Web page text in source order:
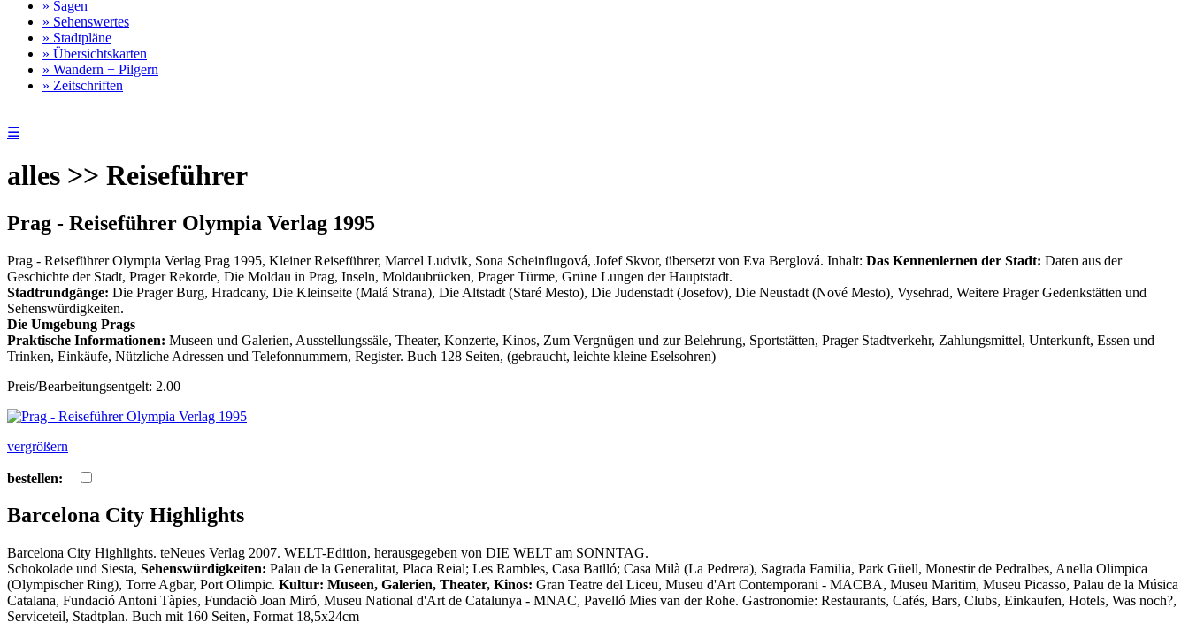
» Sagen
» Sehenswertes
» Stadtpläne
» Übersichtskarten
» Wandern + Pilgern
» Zeitschriften
☰
alles >> Reiseführer
Prag - Reiseführer Olympia Verlag 1995
Prag - Reiseführer Olympia Verlag Prag 1995, Kleiner Reiseführer, Marcel Ludvik, Sona Scheinflugová, Jofef Skvor, übersetzt von Eva Berglová. Inhalt: Das Kennenlernen der Stadt: Daten aus der
Geschichte der Stadt, Prager Rekorde, Die Moldau in Prag, Inseln, Moldaubrücken, Prager Türme, Grüne Lungen der Hauptstadt.
Stadtrundgänge: Die Prager Burg, Hradcany, Die Kleinseite (Malá Strana), Die Altstadt (Staré Mesto), Die Judenstadt (Josefov), Die Neustadt (Nové Mesto), Vysehrad, Weitere Prager Gedenkstätten und
Sehenswürdigkeiten.
Die Umgebung Prags
Praktische Informationen: Museen und Galerien, Ausstellungssäle, Theater, Konzerte, Kinos, Zum Vergnügen und zur Belehrung, Sportstätten, Prager Stadtverkehr, Zahlungsmittel, Unterkunft, Essen und
Trinken, Einkäufe, Nützliche Adressen und Telefonnummern, Register. Buch 128 Seiten, (gebraucht, leichte kleine Eselsohren)
Preis/Bearbeitungsentgelt: 2.00
vergrößern
bestellen:
Barcelona City Highlights
Barcelona City Highlights. teNeues Verlag 2007. WELT-Edition, herausgegeben von DIE WELT am SONNTAG.
Schokolade und Siesta, Sehenswürdigkeiten: Palau de la Generalitat, Placa Reial; Les Rambles, Casa Batlló; Casa Milà (La Pedrera), Sagrada Familia, Park Güell, Monestir de Pedralbes, Anella Olimpica
(Olympischer Ring), Torre Agbar, Port Olimpic. Kultur: Museen, Galerien, Theater, Kinos: Gran Teatre del Liceu, Museu d'Art Contemporani - MACBA, Museu Maritim, Museu Picasso, Palau de la Música
Catalana, Fundació Antoni Tàpies, Fundaciò Joan Miró, Museu National d'Art de Catalunya - MNAC, Pavelló Mies van der Rohe. Gastronomie: Restaurants, Cafés, Bars, Clubs, Einkaufen, Hotels, Was noch?,
Serviceteil, Stadtplan. Buch mit 160 Seiten, Format 18,5x24cm